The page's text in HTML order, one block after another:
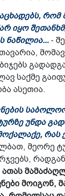
რომ
იყო
ნაწილია... -
საქმე
ასეთია.
უნდა
მეორე
ათას
მოიგონ,